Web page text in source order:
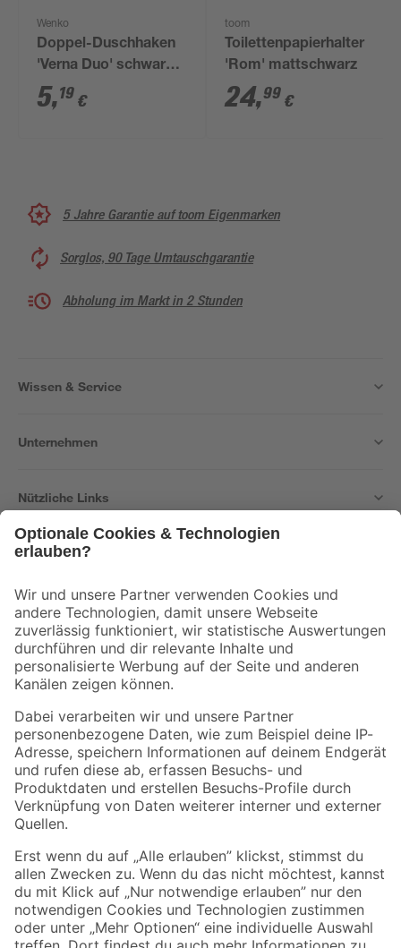
Wenko
Doppel-Duschhaken
'Verna Duo' schwarz
Silikon 5 x 9,5 x 4,5
cm
5,19 €
toom
Toilettenpapierhalter
'Rom' mattschwarz
24,99 €
5 Jahre Garantie auf toom Eigenmarken
Sorglos, 90 Tage Umtauschgarantie
Abholung im Markt in 2 Stunden
Wissen & Service
Unternehmen
Nützliche Links
Der toom Newsletter: Keine Angebote und Aktionen mehr verpassen!
Zur Newsletter Anmeldung
Folge uns
Zahlungsarten Versandarten
Sicher einkaufen
Jetzt die toom-App herunterladen